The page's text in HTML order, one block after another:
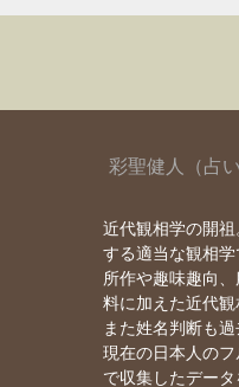
彩聖健人（占
近代観相学の開
する適当な観相学
所作や趣味趣向
料に加えた近代観
また姓名判断も
現在の日本人の
で収集したデー